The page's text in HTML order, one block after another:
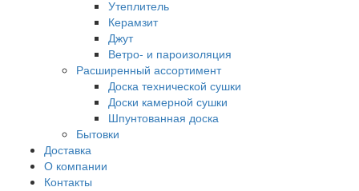
Утеплитель
Керамзит
Джут
Ветро- и пароизоляция
Расширенный ассортимент
Доска технической сушки
Доски камерной сушки
Шпунтованная доска
Бытовки
Доставка
О компании
Контакты